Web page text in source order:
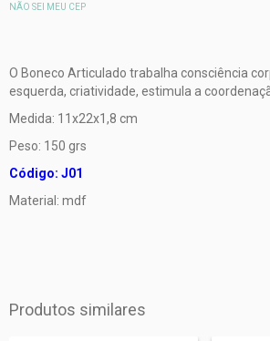
NÃO SEI MEU CEP
O Boneco Articulado trabalha consciência
esquerda, criatividade, estimula a
Medida: 11x22x1,8 cm
Peso: 150 grs
Código: J01
Material: mdf
Produtos similares